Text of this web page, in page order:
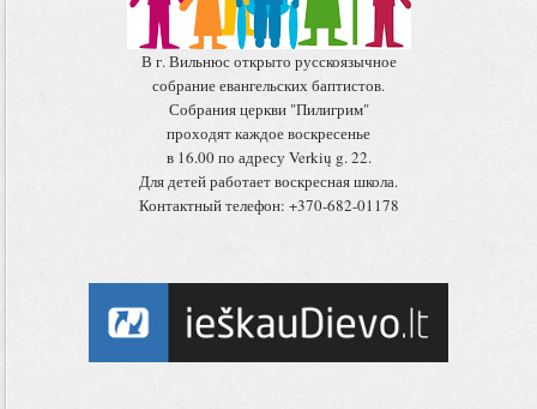
В г. Вильнюс открыто русскоязычное
собрание евангельских баптистов.
Собрания церкви "Пилигрим"
проходят каждое воскресенье
в 16.00 по адресу Verkių g. 22.
Для детей работает воскресная школа.
Контактный телефон: +370-682-01178